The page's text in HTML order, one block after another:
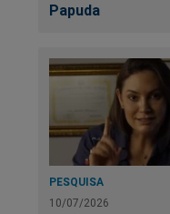
Papuda
PESQUISA
10/07/2026